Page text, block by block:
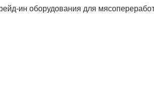
ин оборудования для